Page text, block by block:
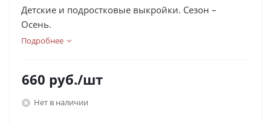
Детские и подростковые выкройки. Сезон –
Осень.
Подробнее
660 руб./шт
Нет в наличии